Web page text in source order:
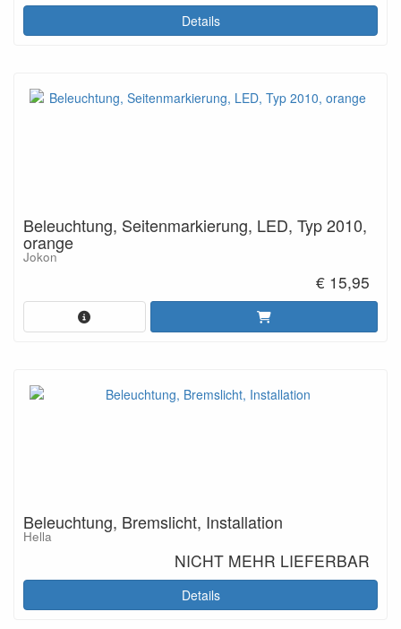
Details
Beleuchtung, Seitenmarkierung, LED, Typ 2010,
orange
Jokon
€ 15,95
Beleuchtung, Bremslicht, Installation
Hella
NICHT MEHR LIEFERBAR
Details